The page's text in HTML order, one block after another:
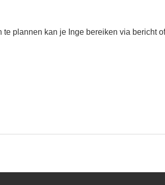
plannen kan je Inge bereiken via bericht